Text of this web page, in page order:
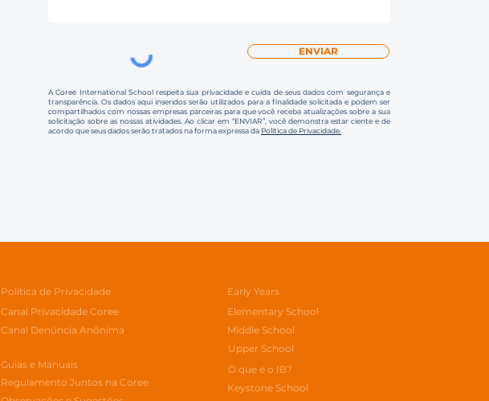
ENVIAR
A Coree International School respeita sua privacidade e cuida de seus dados com segurança e
transparência. Os dados aqui inseridos serão utilizados para a finalidade solicitada e podem ser
compartilhados com nossas empresas parceiras para que você receba atualizações sobre a sua
solicitação sobre as nossas atividades. Ao clicar em “ENVIAR”, você demonstra estar ciente e de
acordo que seus dados serão tratados na forma expressa da Política de Privacidade.
Política de Privacidade
Canal Privacidade Coree
Canal Denúncia Anônima
Early Years
Elementary School
Middle School
Upper School
Guias e Manuais
Regulamento Juntos na Coree
O que é o IB?
Keystone School